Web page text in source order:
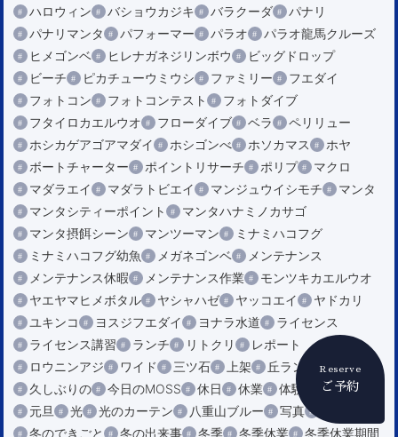
Reserve
ご予約
ハロウィン
バショウカジキ バラクーダ
パナリ
パナリマンタ
パフォーマー パラオ
パラオ龍馬クルーズ
ヒメゴンベ
ヒレナガネジリンボウ
ビッグドロップ
ビーチ
ピカチューウミウシ ファミリー
フエダイ
フォトコン
フォトコンテスト
フォトダイブ
フタイロカエルウオ
フローダイブ ベラ
ペリリュー
ホシカゲアゴアマダイ
ホシゴンべ ホソカマス
ホヤ
ボートチャーター
ポイントリサーチ ポリプ
マクロ
マダラエイ
マダラトビエイ マンジュウイシモチ
マンタ
マンタシティーポイント
マンタハナミノカサゴ
マンタ摂餌シーン
マンツーマン
ミナミハコフグ
ミナミハコフグ幼魚
メガネゴンベ
メンテナンス
メンテナンス休暇
メンテナンス作業
モンツキカエルウオ
ヤエヤマヒメボタル
ヤシャハゼ ヤッコエイ
ヤドカリ
ユキンコ
ヨスジフエダイ ヨナラ水道
ライセンス
ライセンス講習
ランチ リトクリ
レポート
ロウニンアジ
ワイド 三ツ石 上架
丘ランチ
久しぶりの
今日のMOSS 休日 休業
体験ダイビング
元旦
光 光のカーテン 八重山ブルー 写真
冬のできごと
冬の出来事 冬季 冬季休業 冬季休業期間